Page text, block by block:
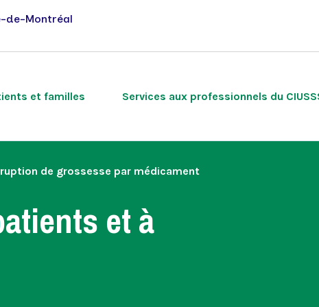
de-Montréal
et familles
Centre d’information pour
Services aux professionnels du
Portail de veille
Revues scientifiques
de grossesse par médicament
et à